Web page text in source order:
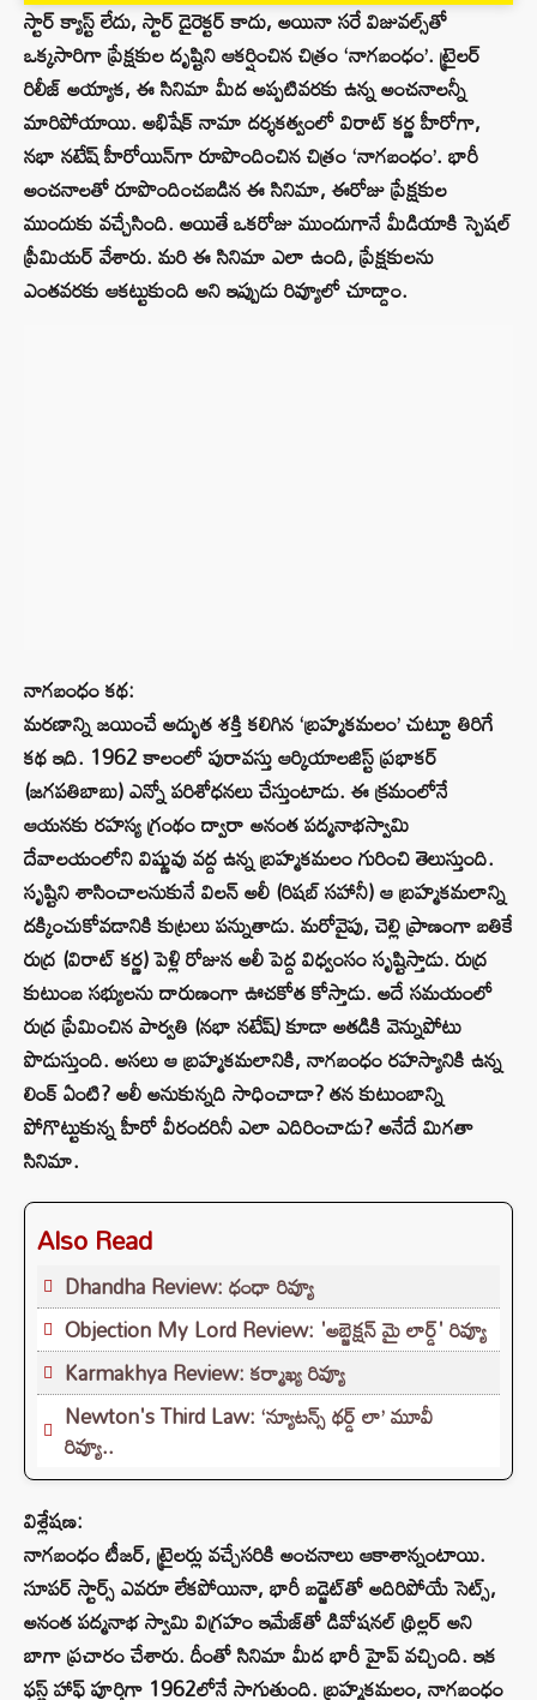
స్టార్ క్యాస్ట్ లేదు, స్టార్ డైరెక్టర్ కాదు, అయినా సరే విజువల్స్‌తో
ఒక్కసారిగా ప్రేక్షకుల దృష్టిని ఆకర్షించిన చిత్రం ‘నాగబంధం’. ట్రైలర్
రిలీజ్ అయ్యాక, ఈ సినిమా మీద అప్పటివరకు ఉన్న అంచనాలన్నీ
మారిపోయాయి. అభిషేక్ నామా దర్శకత్వంలో విరాట్ కర్ణ హీరోగా,
నభా నటేష్ హీరోయిన్‌గా రూపొందించిన చిత్రం ‘నాగబంధం’. భారీ
అంచనాలతో రూపొందించబడిన ఈ సినిమా, ఈరోజు ప్రేక్షకుల
ముందుకు వచ్చేసింది. అయితే ఒకరోజు ముందుగానే మీడియాకి స్పెషల్
ప్రీమియర్ వేశారు. మరి ఈ సినిమా ఎలా ఉంది, ప్రేక్షకులను
ఎంతవరకు ఆకట్టుకుంది అని ఇప్పుడు రివ్యూలో చూద్దాం.
నాగబంధం కథ:
మరణాన్ని జయించే అద్భుత శక్తి కలిగిన ‘బ్రహ్మకమలం’ చుట్టూ తిరిగే
కథ ఇది. 1962 కాలంలో పురావస్తు ఆర్కియాలజిస్ట్ ప్రభాకర్
(జగపతిబాబు) ఎన్నో పరిశోధనలు చేస్తుంటాడు. ఈ క్రమంలోనే
ఆయనకు రహస్య గ్రంథం ద్వారా అనంత పద్మనాభస్వామి
దేవాలయంలోని విష్ణువు వద్ద ఉన్న బ్రహ్మకమలం గురించి తెలుస్తుంది.
సృష్టిని శాసించాలనుకునే విలన్ అలీ (రిషబ్ సహానీ) ఆ బ్రహ్మకమలాన్ని
దక్కించుకోవడానికి కుట్రలు పన్నుతాడు. మరోవైపు, చెల్లి ప్రాణంగా బతికే
రుద్ర (విరాట్ కర్ణ) పెళ్లి రోజున అలీ పెద్ద విధ్వంసం సృష్టిస్తాడు. రుద్ర
కుటుంబ సభ్యులను దారుణంగా ఊచకోత కోస్తాడు. అదే సమయంలో
రుద్ర ప్రేమించిన పార్వతి (నభా నటేష్) కూడా అతడికి వెన్నుపోటు
పొడుస్తుంది. అసలు ఆ బ్రహ్మకమలానికి, నాగబంధం రహస్యానికి ఉన్న
లింక్ ఏంటి? అలీ అనుకున్నది సాధించాడా? తన కుటుంబాన్ని
పోగొట్టుకున్న హీరో వీరందరినీ ఎలా ఎదిరించాడు? అనేదే మిగతా
సినిమా.
Also Read
Dhandha Review: ధంధా రివ్యూ
Objection My Lord Review: 'అబ్జెక్షన్ మై లార్డ్' రివ్యూ
Karmakhya Review: కర్మాఖ్య రివ్యూ
Newton's Third Law: ‘న్యూటన్స్‌ థర్డ్‌ లా’ మూవీ
రివ్యూ..
విశ్లేషణ:
నాగబంధం టీజర్, ట్రైలర్లు వచ్చేసరికి అంచనాలు ఆకాశాన్నంటాయి.
సూపర్ స్టార్స్ ఎవరూ లేకపోయినా, భారీ బడ్జెట్‌తో అదిరిపోయే సెట్స్,
అనంత పద్మనాభ స్వామి విగ్రహం ఇమేజ్‌తో డివోషనల్ థ్రిల్లర్ అని
బాగా ప్రచారం చేశారు. దీంతో సినిమా మీద భారీ హైప్ వచ్చింది. ఇక
ఫస్ట్ హాఫ్ పూర్తిగా 1962లోనే సాగుతుంది. బ్రహ్మకమలం, నాగబంధం